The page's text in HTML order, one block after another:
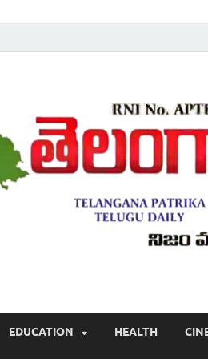
, తాజా వార్తలు , తెలుగు వార్తలు , బ్రేకింగ్
EDUCATION HEALTH